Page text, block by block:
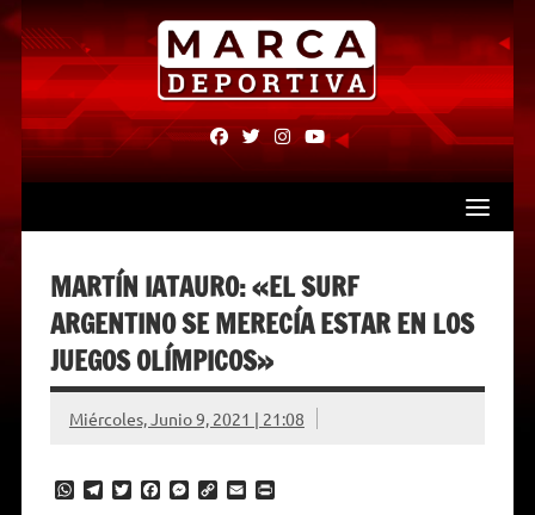
Skip
to
content
fab
fa-
fab
fa-
fab fab
MARTÍN IATAURO: «EL SURF
ARGENTINO SE MERECÍA ESTAR EN LOS
JUEGOS OLÍMPICOS»
Miércoles, Junio 9, 2021 | 21:08
W T
T
F
M C
E
P